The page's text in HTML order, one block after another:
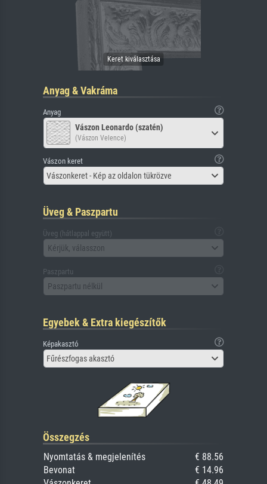
Anyag & Vakráma
Anyag
Vászon Leonardo (szatén)
(Vászon Velence)
Vászon keret
Vászonkeret - Kép az oldalon tükrözve
Üveg & Paszpartu
Üveg (hátlappal együtt)
Kérjük, válasszon
Paszpartu
Paszpartu nélkül
Egyebek & Extra kiegészítők
Képakasztó
Fűrészfogas akasztó
Összegzés
Nyomtatás & megjelenítés
€ 88.56
Bevonat
€ 14.96